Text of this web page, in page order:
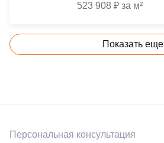
523 908 ₽ за м²
Показать еще
Персональная консультация